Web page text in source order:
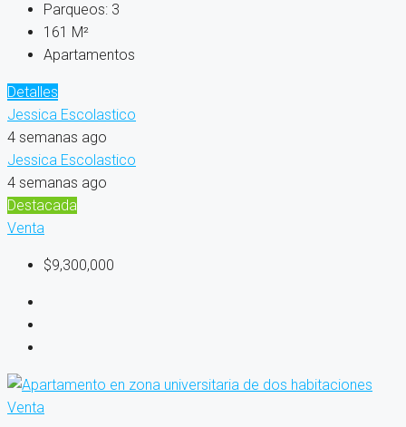
Parqueos: 3
161 M²
Apartamentos
Detalles
Jessica Escolastico
4 semanas ago
Jessica Escolastico
4 semanas ago
Destacada
Venta
$9,300,000
Venta